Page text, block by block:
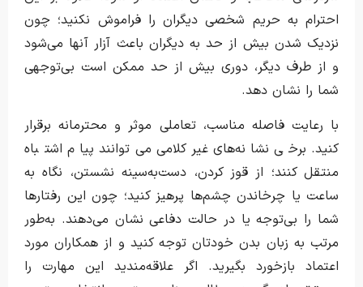
احترام به حریم شخصی دیگران را فراموش نکنید؛ چون
نزدیک شدن بیش از حد به دیگران باعث آزار آنها می‌شود
و از طرف دیگر، دوری بیش از حد ممکن است بی‌توجهی
شما را نشان دهد.
با رعایت فاصله مناسب، تعاملی موثر و محترمانه برقرار
کنید. برخی نشانه‌های غیرکلامی می‌توانند پیام اشتباه
منتقل کنند؛ از قوز کردن، دست‌به‌سینه نشستن، نگاه به
ساعت یا چرخاندن چشم‌ها پرهیز کنید؛ چون این رفتارها
شما را بی‌توجه یا در حالت دفاعی نشان می‌دهند. به‌طور
مرتب به زبان بدن خودتان توجه کنید و از همکاران مورد
اعتماد بازخورد بگیرید. اگر علاقه‌مندید این مهارت را